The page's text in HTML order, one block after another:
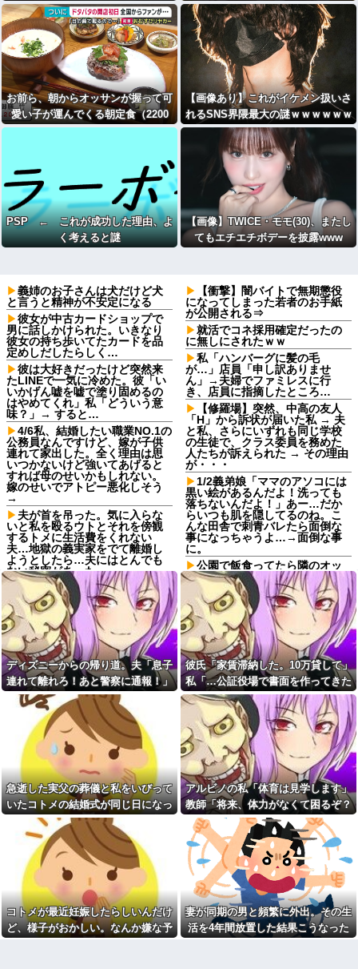
www
お前ら、朝からオッサンが握って可
愛い子が運んでくる朝定食（2200
円）頼める？
【画像あり】これがイケメン扱いさ
れるSNS界隈最大の謎ｗｗｗｗｗｗ
ｗｗｗｗｗｗｗｗｗｗｗｗ
PSP ← これが成功した理由、よ
く考えると謎
【画像】TWICE・モモ(30)、またし
てもエチエチボデーを披露www
義姉のお子さんは犬だけど犬
と言うと精神が不安定になる
彼女が中古カードショップで
男に話しかけられた。いきなり
彼女の持ち歩いてたカードを品
定めしだしたらしく…
彼は大好きだったけど突然来
たLINEで一気に冷めた。彼「い
いかげん嘘を嘘で塗り固めるの
はやめてくれ」私「どういう意
味？」→ すると…
4/6私、結婚したい職業NO.1の
公務員なんですけど、嫁が子供
連れて家出した。全く理由は思
いつかないけど強いてあげると
すれば母のせいかもしれない。
嫁のせいでアトピー悪化しそう
→
夫が首を吊った。気に入らな
いと私を殴るウトとそれを傍観
するトメに生活費をくれない
夫…地獄の義実家をでて離婚し
ようとしたら…夫にはとんでも
ない秘密があった
嫁が同窓会に出席して元カレ
と再会して失踪。1年後に俺の家
に投函されたものがこれ...
女子「貴公子の告白を断るな
んてあり得ない！」俺「問題は
そこじゃないだろ…」→いじめ
を止めるため動いた結果…
嫁が新婚当時の不倫を自白し
てきた。娘は相手の子かもしれ
ないそうで俺と娘が他人なら男
女の関係になるかもしれないと
不安だったそうで…
高齢独身彼女無しなのが不思
議ってよく言われるけど、女と
人付き合いとかめんどくさすぎ
る
20年くらい前だけど当時お付
き合いがあった仲間が神社に赤
いものを身につけちゃいけない
と言ってた
【衝撃】ジャンポケ斉藤の妻
さん、夫の求刑7年翌日に
Instagram更新しSNS民をザワつ
かせてしまう…
【悲報】昨日の銀だこ、８８
人しか買えない８８円に大行列
をなす都民コチラ・・・
【画像】セブンイレブンのバ
イト「AIにちいかわの画像を食
【衝撃】闇バイトで無期懲役
になってしまった若者のお手紙
が公開される⇒
就活でコネ採用確定だったの
に無しにされたｗｗ
私「ハンバーグに髪の毛
が…」店員「申し訳ありませ
ん」→夫婦でファミレスに行
き、店員に指摘したところ…
【修羅場】突然、中高の友人
「H」から訴状が届いた私 → 夫
と私、さらにいずれも同じ学校
の生徒で、クラス委員を務めた
人たちが訴えられた → その理由
が・・・
1/2義弟娘「ママのアソコには
黒い絵があるんだよ！洗っても
落ちないんだよ！」あー…だか
らいつも肌を隠してるのね。こ
んな田舎で刺青バレたら面倒な
事になっちゃうよ…→面倒な事
に。
公園で飯食ってたら隣のオッ
サンが煙草吸い出して顔に煙き
たから払ったら口論に……先輩
「煙払うのは喧嘩売ってるよう
なもんw」私「納得いかん…」
柿の種、以前は柿の種のピー
ナッツの方が好きだった
【仰天】石破茂さん、自民若
手に舐めてかかった結果「全て
を失うwwwww」
【驚愕】旦那が姪を妊娠させ
てた！？離婚後の修羅場がヤバ
すぎるｗｗｗｗ
【困惑】飲食店勤務俺「米4升
研いでください」Ｚ後輩女子
「よんしょう・・・？」
新卒の時に受けた会社の面接
で、趣味と地元の話だけして採
用された
商売傾いた義実家のローンを
半額負担中の我が家…「家を買
って」と調子に乗るトメに住む
場所がなくなる未来を教えてあ
げた結果←息根を止める返しで
スカッとｗ
統合失調症って何がどうヤバ
いの？「現実」と「妄想」の境
界が崩れるってマジ？
【画像】最新の浜辺美波さ
ん、ガチのマジで可愛過ぎてワ
ディズニーからの帰り道。夫「息子
連れて離れろ！あと警察に通報！」
私「助けて！」駅員「どうしまし
た！？」→トンデモナイことに…
彼氏「家賃滞納した。10万貸して」
私「…公証役場で書面を作ってきた
ら考える」→結果・・・
急逝した実父の葬儀と私をいびって
いたコトメの結婚式が同じ日になっ
てしまった。無理にでも来いと言わ
れてしまい...
アルビノの私「体育は見学します」
教師「将来、体力がなくて困るぞ？
我慢して走れ！」→結果、膝を痛め
て・・・
コトメが最近妊娠したらしいんだけ
ど、様子がおかしい。なんか嫌な予
妻が同期の男と頻繁に外出。その生
活を4年間放置した結果こうなった